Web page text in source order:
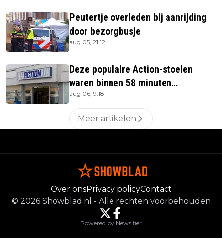
Peutertje overleden bij aanrijding
door bezorgbusje
aug 05, 21:12
Deze populaire Action-stoelen
waren binnen 58 minuten
uitverkocht zijn vandaag weer te
verkrijgen
aug 06, 9:18
Meer artikelen
Over onsPrivacy policyContact
© 2026 Showblad.nl - Alle rechten voorbehouden
Powered by Newsifier